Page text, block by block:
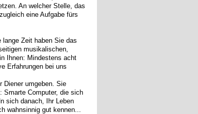
An welcher Stelle, das
eine Aufgabe fürs
Zeit haben Sie das
musikalischen,
Ihnen: Mindestens acht
Erfahrungen bei uns
Diener umgeben. Sie
Smarte Computer, die sich
sich danach, Ihr Leben
wahnsinnig gut kennen...